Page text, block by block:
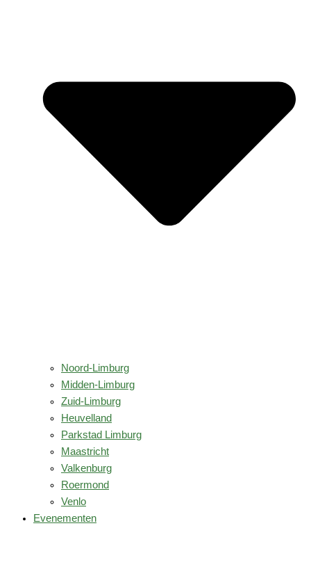
Noord-Limburg
Midden-Limburg
Zuid-Limburg
Heuvelland
Parkstad Limburg
Maastricht
Valkenburg
Roermond
Venlo
Evenementen